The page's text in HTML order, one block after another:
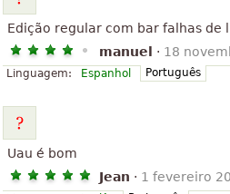
Edição regular com bar falhas de
manuel
· 18
Linguagem: Espanhol Português
Uau é bom
Jean · 1 fevereiro